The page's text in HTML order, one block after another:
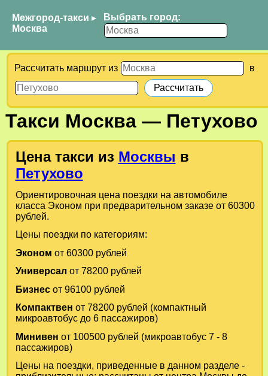
Межгород-такси ▸
Москва
Выбрать город:
Рассчитать маршрут из в
Такси Москва— Петухово
Цена такси из Москвы в
Петухово
Ориентировочная цена поездки на автомобиле
класса Эконом при предварительном заказе от 60300
рублей.
Цены поездки по категориям:
Эконом от 60300 рублей
Универсал от 78200 рублей
Бизнесот 96100 рублей
Компактвен от 78200 рублей (компактный
микроавтобус до 6 пассажиров)
Минивен от 100500 рублей (микроавтобус 7 - 8
пассажиров)
Цены на поездки, приведенные в данном разделе -